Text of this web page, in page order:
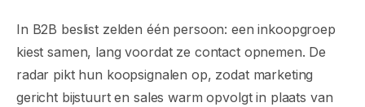
In B2B beslist zelden één persoon: een inkoopgroep
kiest samen, lang voordat ze contact opnemen. De
radar pikt hun koopsignalen op, zodat marketing
gericht bijstuurt en sales warm opvolgt in plaats van